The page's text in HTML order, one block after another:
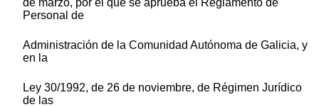
Personal de
Administración de la Comunidad Autónoma de Galicia, y
en la
Ley 30/1992, de 26 de noviembre, de Régimen Jurídico
de las